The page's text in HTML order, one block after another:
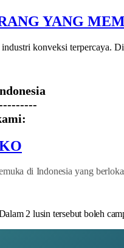
YANG
industri konveksi terpercaya.
di Indonesia yang
2 lusin tersebut boleh